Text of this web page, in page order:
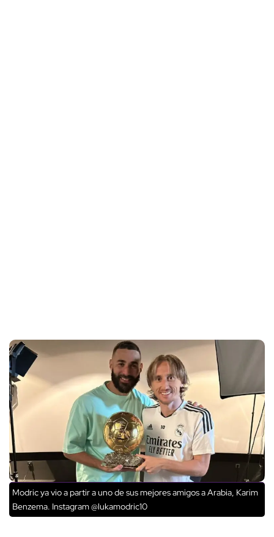
Modric ya vio a partir a uno de sus mejores amigos a Arabia, Karim
Benzema. Instagram @lukamodric10